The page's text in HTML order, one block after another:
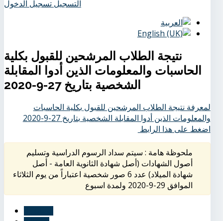
التسجيل تسجيل الدخول
نتيجة الطلاب المرشحين للقبول بكلية
الحاسبات والمعلومات الذين أدوا المقابلة
الشخصية بتاريخ 27-9-2020
لمعرفة نتيجة الطلاب المرشحين للقبول بكلية الحاسبات
والمعلومات الذين أدوا المقابلة الشخصية بتاريخ 27-9-2020
اضغط على هذا الرابط
ملحوظة هامة : سيتم سداد الرسوم الدراسية وتسليم
أصول الشهادات (أصل شهادة الثانوية العامة - أصل
شهادة الميلاد) عدد 6 صور شخصية اعتباراً من يوم الثلاثاء
الموافق 29-9-2020 ولمدة اسبوع